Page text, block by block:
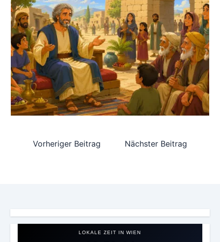
Vorheriger Beitrag Nächster Beitrag
LOKALE ZEIT IN WIEN